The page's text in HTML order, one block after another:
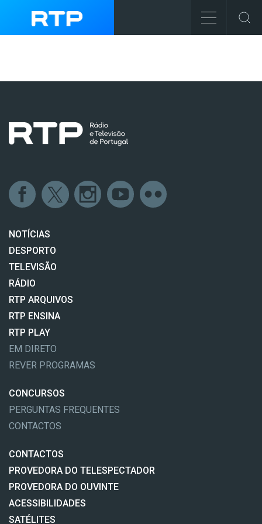
NOTÍCIAS
DESPORTO
TELEVISÃO
RÁDIO
RTP ARQUIVOS
RTP ENSINA
RTP PLAY
EM DIRETO
REVER PROGRAMAS
CONCURSOS
PERGUNTAS FREQUENTES
CONTACTOS
CONTACTOS
PROVEDORA DO TELESPECTADOR
PROVEDORA DO OUVINTE
ACESSIBILIDADES
SATÉLITES